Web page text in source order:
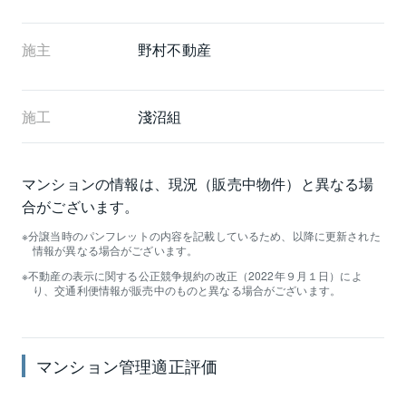
施主 野村不動産
施工 淺沼組
マンションの情報は、現況（販売中物件）と異なる場
合がございます。
分譲当時のパンフレットの内容を記載しているため、以降に更新された
情報が異なる場合がございます。
不動産の表示に関する公正競争規約の改正（2022年９月１日）によ
り、交通利便情報が販売中のものと異なる場合がございます。
マンション管理適正評価